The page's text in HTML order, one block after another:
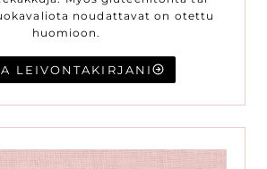
noudattavat on otettu
huomioon.
LEIVONTAKIRJANI